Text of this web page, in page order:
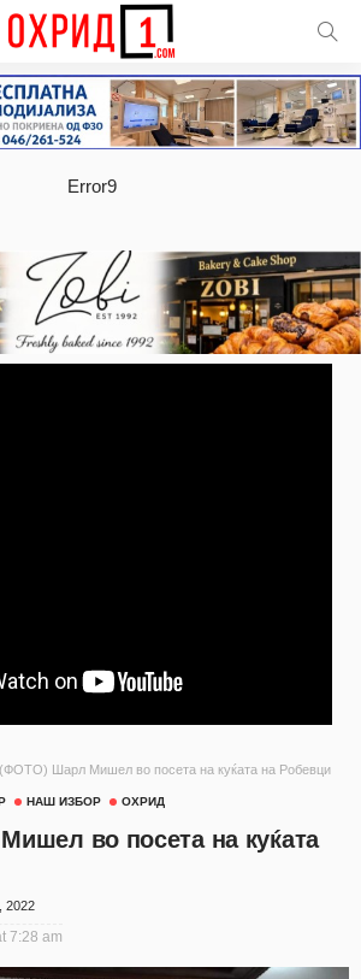
Error9
(ФОТО) Шарл Мишел во посета на куќата на Робевци
НАШ ИЗБОР ОХРИД
во посета на куќата
2022
7:28 am